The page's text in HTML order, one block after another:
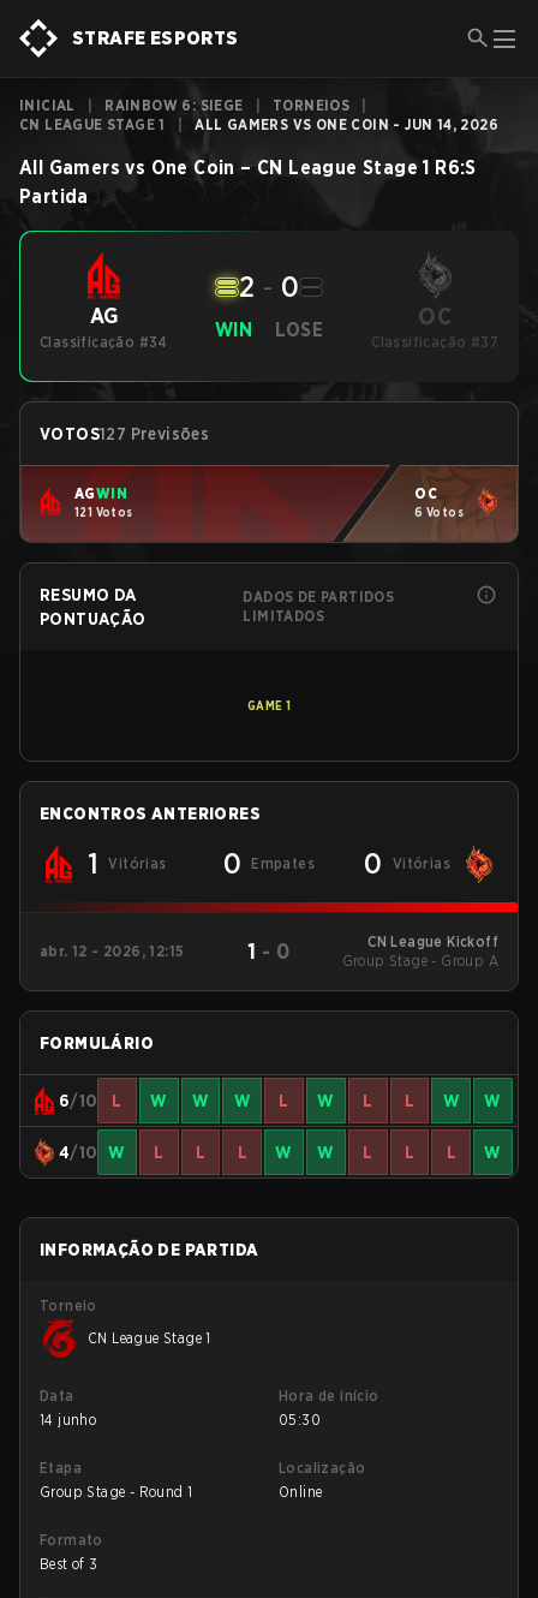
STRAFE ESPORTS
INICIAL RAINBOW 6: SIEGE TORNEIOS
CN LEAGUE STAGE 1
ALL GAMERS VS ONE COIN - JUN 14, 2026
All Gamers vs One Coin – CN League Stage 1 R6:S
Partida
AG
Classificação #34
WIN
2 - 0
LOSE OC
Classificação #37
VOTOS127 Previsões
AGWIN
121 Votos
OC
6 Votos
RESUMO DA
PONTUAÇÃO
DADOS DE PARTIDOS
LIMITADOS
GAME 1
ENCONTROS ANTERIORES
1 Vitórias 0 Empates 0 Vitórias
abr. 12 - 2026, 12:15 1 - 0
CN League Kickoff
Group Stage - Group A
FORMULÁRIO
6/10 L W W W L W L L W W
4/10 W L L L W W L L L W
INFORMAÇÃO DE PARTIDA
Torneio
CN League Stage 1
Data
14 junho
Hora de início
05:30
Etapa
Group Stage - Round 1
Localização
Online
Formato
Best of 3